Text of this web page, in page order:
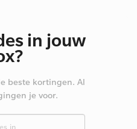
in jouw
beste kortingen. Al
je voor.